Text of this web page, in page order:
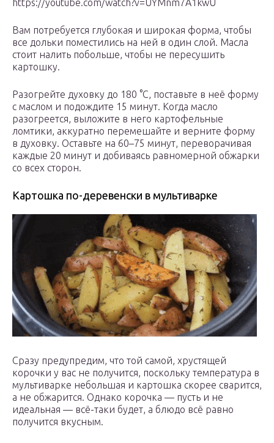
https://youtube.com/watch?v=UYMnm7A1kwU
Вам потребуется глубокая и широкая форма, чтобы
все дольки поместились на ней в один слой. Масла
стоит налить побольше, чтобы не пересушить
картошку.
Разогрейте духовку до 180 °С, поставьте в неё форму
с маслом и подождите 15 минут. Когда масло
разогреется, выложите в него картофельные
ломтики, аккуратно перемешайте и верните форму
в духовку. Оставьте на 60–75 минут, переворачивая
каждые 20 минут и добиваясь равномерной обжарки
со всех сторон.
Картошка по-деревенски в мультиварке
Сразу предупредим, что той самой, хрустящей
корочки у вас не получится, поскольку температура в
мультиварке небольшая и картошка скорее сварится,
а не обжарится. Однако корочка — пусть и не
идеальная — всё-таки будет, а блюдо всё равно
получится вкусным.